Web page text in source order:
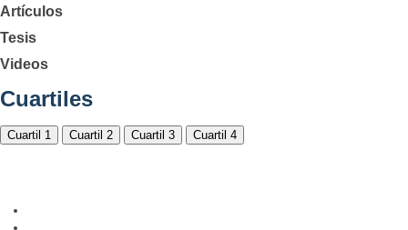
Artículos
Tesis
Videos
Cuartiles
Cuartil 1 Cuartil 2 Cuartil 3 Cuartil 4